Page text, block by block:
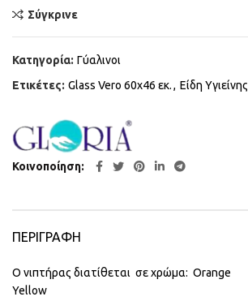
Σύγκρινε
Κατηγορία: Γύαλινοι
Ετικέτες: Glass Vero 60x46 εκ., Είδη Υγιείνης
Κοινοποίηση
ΠΕΡΙΓΡΑΦΉ
Ο νιπτήρας διατίθεται σε χρώμα: Orange
Yellow